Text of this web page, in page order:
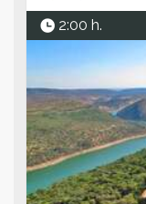
2:00 h.